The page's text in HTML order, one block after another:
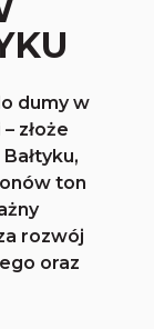
dumy w
złoże
ton
rozwój
oraz